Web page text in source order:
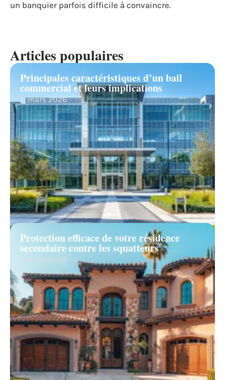
un banquier parfois difficile à convaincre.
Articles populaires
Principales caractéristiques d’un bail
commercial et leurs implications
11 mars 2026
Protection efficace de votre résidence
secondaire contre les squatteurs
11 mars 2026